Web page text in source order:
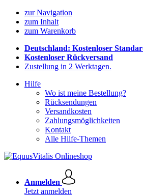
zur Navigation
zum Inhalt
zum Warenkorb
Deutschland: Kostenloser
Kostenloser Rückversand
Zustellung in 2 Werktagen.
Hilfe
Wo ist meine Bestellung?
Rücksendungen
Versandkosten
Zahlungsmöglichkeiten
Kontakt
Alle Hilfe-Themen
Anmelden
Jetzt anmelden